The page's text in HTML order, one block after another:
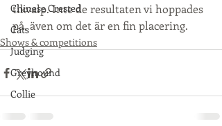
Chinese Crested
Cats
Judging
Greyhound
Collie
tikvalp. Inte de resultaten vi hoppades
på, även om det är en fin placering.
Shows & competitions